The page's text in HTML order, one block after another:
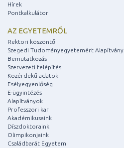
Hírek
Pontkalkulátor
AZ EGYETEMRŐL
Rektori köszöntő
Szegedi Tudományegyetemért Alapítvány
Bemutatkozás
Szervezeti felépítés
Közérdekű adatok
Esélyegyenlőség
E-ügyintézés
Alapítványok
Professzori kar
Akadémikusaink
Díszdoktoraink
Olimpikonjaink
Családbarát Egyetem